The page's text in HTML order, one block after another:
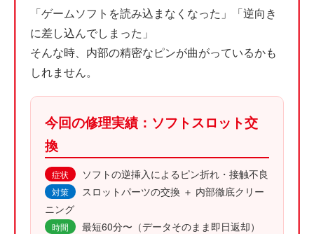
「ゲームソフトを読み込まなくなった」「逆向き
に差し込んでしまった」
そんな時、内部の精密なピンが曲がっているかも
しれません。
今回の修理実績：ソフトスロット交
換
症状 ソフトの逆挿入によるピン折れ・接触不良
対策
スロットパーツの交換 ＋ 内部徹底クリー
ニング
時間 最短60分〜（データそのまま即日返却）